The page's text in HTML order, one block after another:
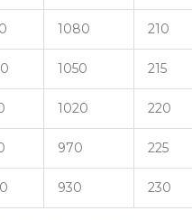
1080 210
1050 215
1020 220
970 225
930 230